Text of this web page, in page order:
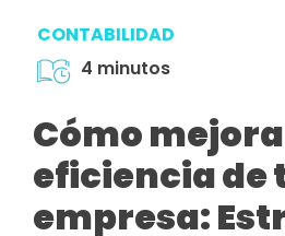
CONTABILIDAD
4 minutos
Cómo
eficiencia de
empresa: